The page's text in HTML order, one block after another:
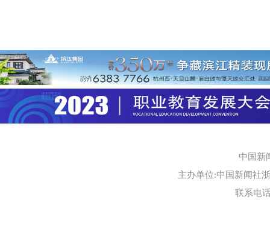
中国新
主办单位:中国新闻社
联系电